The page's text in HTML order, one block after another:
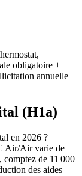
obligatoire +
annuelle
(H1a)
en 2026 ?
Air/Air varie de
de 11 000
des aides